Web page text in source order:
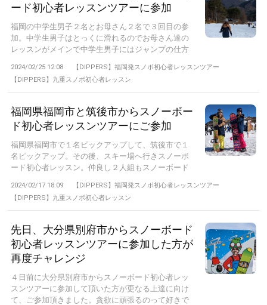
ード初心者レッスンツアーに参加
福岡の中学生男子２名とお母さん２名で３回目の参
加。中学生男子はとっくに滑れるのでお母さん達の
レッスンがメインで中学生男子にはジャンプの仕方
2024/02/25 12:08
【DIPPERS】福岡発スノボ初心者レッスンツアー
【DIPPERS】九重スノボ初心者レッスン
福岡県福岡市と筑後市からスノーボー
ド初心者レッスンツアーにご参加
福岡県福岡市で１名ピックアップして、筑後市で１
名ピックアップ。その後、スキー場へ行きスノーボ
ード初心者レッスン。仲良し２人組もスノーボード
2024/02/17 18:09
【DIPPERS】福岡発スノボ初心者レッスンツアー
【DIPPERS】九重スノボ初心者レッスン
先日、大分県別府市からスノーボード
初心者レッスンツアーに参加した方が
再度チャレンジ
４日前に大分県別府市からスノーボード初心者レッ
スンツアーに参加して頂いた方が更なる上達に向け
て、ご参加頂きました。貪欲に頑張るのって好きで